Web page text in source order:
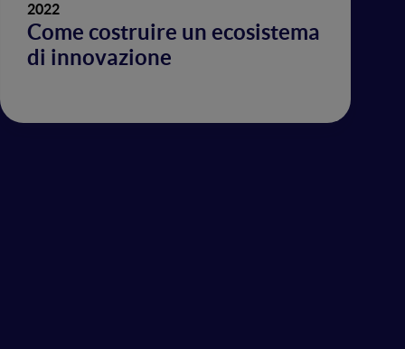
2022
Come costruire un ecosistema
di innovazione